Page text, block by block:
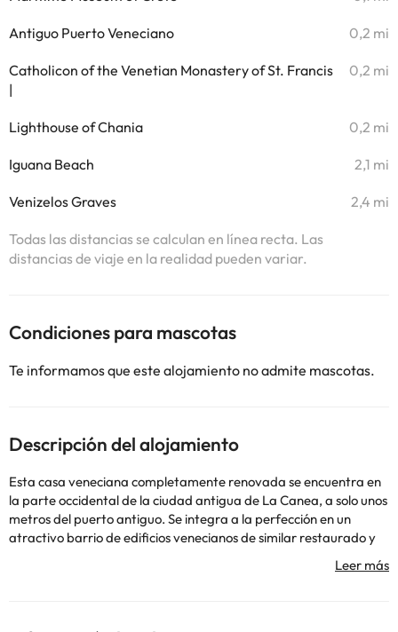
Antiguo Puerto Veneciano 0,2 mi
Catholicon of the Venetian Monastery of St. Francis
|
0,2 mi
Lighthouse of Chania 0,2 mi
Iguana Beach 2,1 mi
Venizelos Graves 2,4 mi
Todas las distancias se calculan en línea recta. Las
distancias de viaje en la realidad pueden variar.
Condiciones para mascotas
Te informamos que este alojamiento no admite mascotas.
Descripción del alojamiento
Esta casa veneciana completamente renovada se encuentra en
la parte occidental de la ciudad antigua de La Canea, a solo unos
metros del puerto antiguo. Se integra a la perfección en un
atractivo barrio de edificios venecianos de similar restaurado y
decoración, con rústicas calles de adoquines. Se encuentra a solo